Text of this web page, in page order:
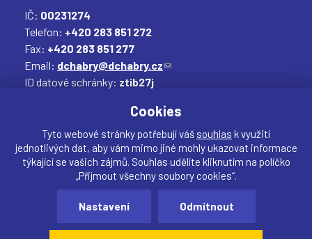
IČ: 00231274
Telefon: +420 283 851 272
Fax: +420 283 851 277
Email: dchabry@dchabry.cz(
k
a
z
o
d
l
ID datové schránky: ztib27j
d
k
a
e
Sdílet
Vytvořil:
drualas.cz
Webdesigner:našli jste chybu? Máte náměty, či
Cookies
Tyto webové stránky potřebují váš souhlas k využití
jednotlivých dat, aby vám mimo jiné mohly ukazovat informace
týkající se vašich zájmů. Souhlas udělíte kliknutím na políčko
„Přijmout všechny soubory cookies“.
Nastavení Odmítnout